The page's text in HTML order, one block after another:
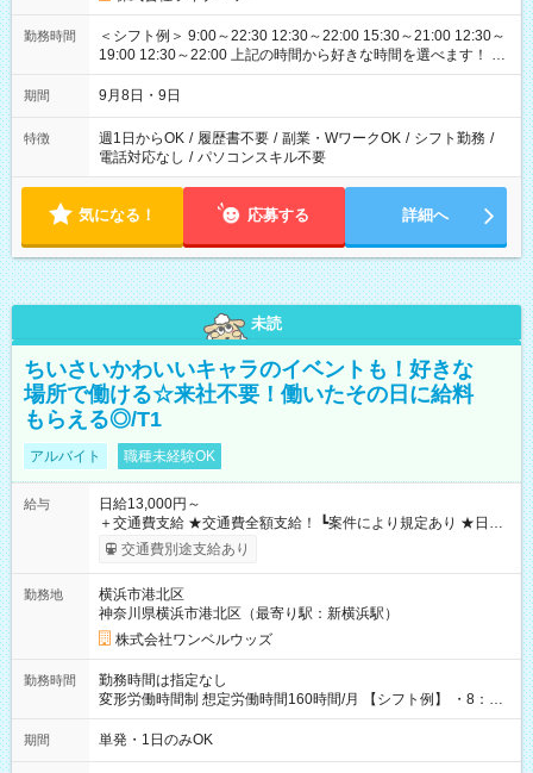
勤務時間
＜シフト例＞ 9:00～22:30 12:30～22:00 15:30～21:00 12:30～
19:00 12:30～22:00 上記の時間から好きな時間を選べます！ ※
時間は変更となる可能性があります
期間 9月8日・9日
特徴 週1日からOK / 履歴書不要 / 副業・WワークOK / シフト勤務 /
電話対応なし / パソコンスキル不要
気になる！ 応募する 詳細へ
未読
ちいさいかわいいキャラのイベントも！好きな
場所で働ける☆来社不要！働いたその日に給料
もらえる◎/T1
アルバイト 職種未経験OK
給与
日給13,000円～
＋交通費支給 ★交通費全額支給！ ┗案件により規定あり ★日払
いOK！（規定あり） ┗働いたその日に現金GET♪ お仕事後はコ
ンビニATMから 日払い分を引き落とせます！ 【試用期間】試
交通費別途支給あり
勤務地
横浜市港北区
神奈川県横浜市港北区（最寄り駅：新横浜駅）
株式会社ワンベルウッズ
勤務時間
勤務時間は指定なし
変形労働時間制 想定労働時間160時間/月 【シフト例】 ・8：00
～21：00
期間 単発・1日のみOK